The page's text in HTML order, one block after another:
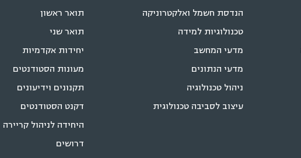
הנדסת חשמל ואלקטרוניקה
טכנולוגיות למידה
מדעי המחשב
מדעי הנתונים
ניהול טכנולוגיה
עיצוב לסביבה טכנולוגית
תואר ראשון
תואר שני
יחידות אקדמיות
מעונות הסטודנטים
תקנונים וידיעונים
דקנט הסטודנטים
היחידה לניהול קריירה
דרושים